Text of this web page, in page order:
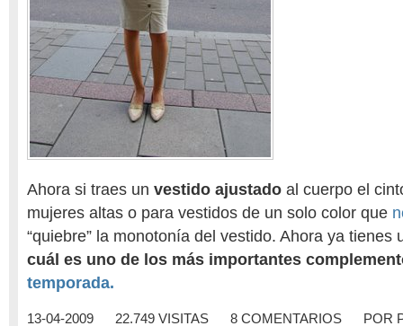
Ahora si traes un vestido ajustado al cuerpo el
mujeres altas o para vestidos de un solo color que
“quiebre” la monotonía del vestido. Ahora ya tienes
cuál es uno de los más importantes
temporada.
13-04-2009 22.749 VISITAS 8 COMENTARIOS POR